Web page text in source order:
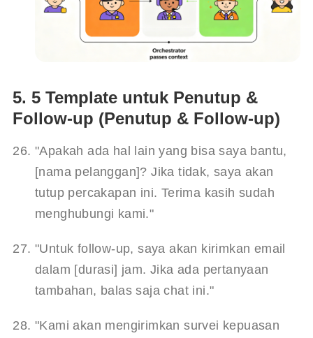
5. 5 Template untuk Penutup &
Follow-up (Penutup & Follow-up)
"Apakah ada hal lain yang bisa saya bantu,
[nama pelanggan]? Jika tidak, saya akan
tutup percakapan ini. Terima kasih sudah
menghubungi kami."
"Untuk follow-up, saya akan kirimkan email
dalam [durasi] jam. Jika ada pertanyaan
tambahan, balas saja chat ini."
"Kami akan mengirimkan survei kepuasan